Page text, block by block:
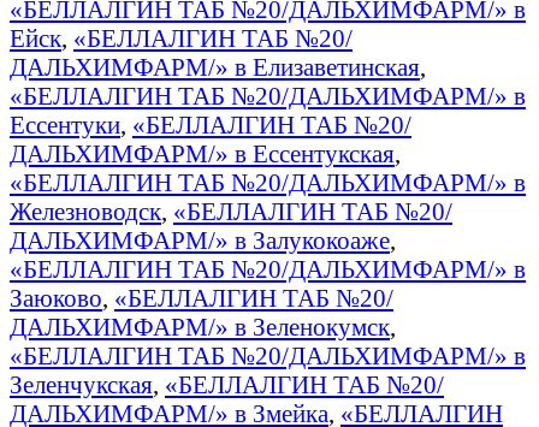
«БЕЛЛАЛГИН ТАБ №20/ДАЛЬХИМФАРМ/» в
Ейск, «БЕЛЛАЛГИН ТАБ №20/
ДАЛЬХИМФАРМ/» в Елизаветинская,
«БЕЛЛАЛГИН ТАБ №20/ДАЛЬХИМФАРМ/» в
Ессентуки, «БЕЛЛАЛГИН ТАБ №20/
ДАЛЬХИМФАРМ/» в Ессентукская,
«БЕЛЛАЛГИН ТАБ №20/ДАЛЬХИМФАРМ/» в
Железноводск, «БЕЛЛАЛГИН ТАБ №20/
ДАЛЬХИМФАРМ/» в Залукокоаже,
«БЕЛЛАЛГИН ТАБ №20/ДАЛЬХИМФАРМ/» в
Заюково, «БЕЛЛАЛГИН ТАБ №20/
ДАЛЬХИМФАРМ/» в Зеленокумск,
«БЕЛЛАЛГИН ТАБ №20/ДАЛЬХИМФАРМ/» в
Зеленчукская, «БЕЛЛАЛГИН ТАБ №20/
ДАЛЬХИМФАРМ/» в Змейка, «БЕЛЛАЛГИН